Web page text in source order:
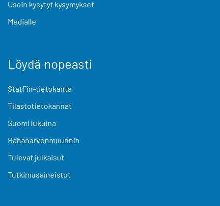
Usein kysytyt kysymykset
Medialle
Löydä nopeasti
StatFin-tietokanta
Tilastotietokannat
Suomi lukuina
Rahanarvonmuunnin
Tulevat julkaisut
Tutkimusaineistot